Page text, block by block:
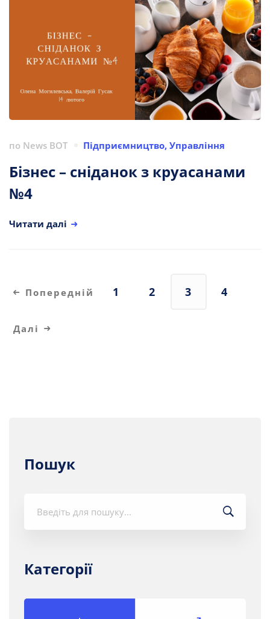
по News BOT Підприємництво, Управління
Бізнес – сніданок з круасанами
№4
Читати далі
Попередній 1 2 3 4
Далі
Пошук
Категорії